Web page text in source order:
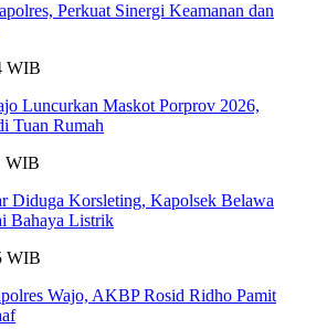
Perkuat Sinergi Keamanan dan
WIB
Luncurkan Maskot Porprov 2026,
Tuan Rumah
WIB
Diduga Korsleting, Kapolsek Belawa
Bahaya Listrik
WIB
Wajo, AKBP Rosid Ridho Pamit